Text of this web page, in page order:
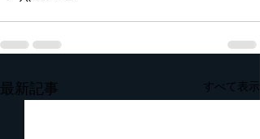
最新記事 すべて表示